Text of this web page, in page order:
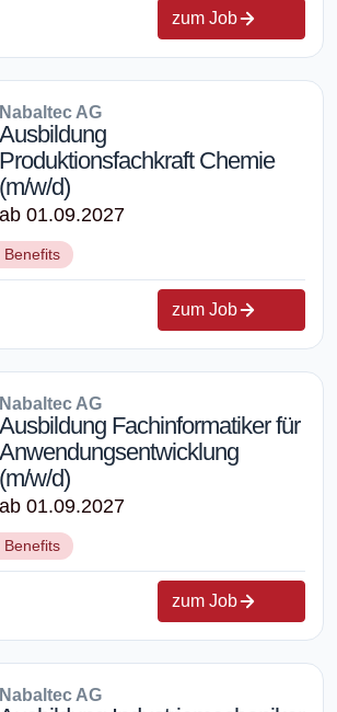
zum Job
Nabaltec AG
Ausbildung
Produktionsfachkraft Chemie
(m/w/d)
ab 01.09.2027
Benefits
zum Job
Nabaltec AG
Ausbildung Fachinformatiker für
Anwendungsentwicklung
(m/w/d)
ab 01.09.2027
Benefits
zum Job
Nabaltec AG